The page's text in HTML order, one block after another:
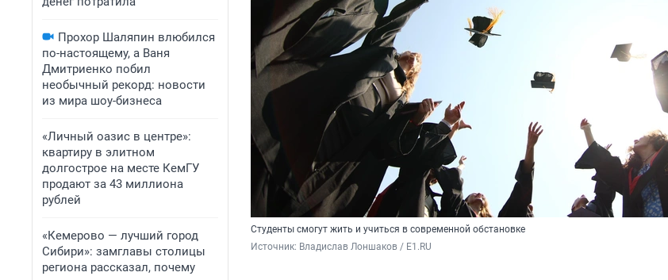
Прохор Шаляпин влюбился
по-настоящему, а Ваня
Дмитриенко побил
необычный рекорд: новости
из мира шоу-бизнеса
«Личный оазис в центре»:
квартиру в элитном
долгострое на месте КемГУ
продают за 43 миллиона
рублей
«Кемерово — лучший город
Сибири»: замглавы столицы
региона рассказал, почему
Студенты смогут жить и учиться в современной обстановке
Источник: Владислав Лоншаков / E1.RU